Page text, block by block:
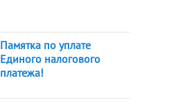
Памятка по уплате
Единого налогового
платежа!